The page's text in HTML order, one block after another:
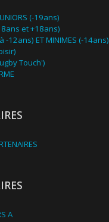
(-19ans)
et +18ans)
à -12ans) ET MINIMES (-14ans)
Touch')
A